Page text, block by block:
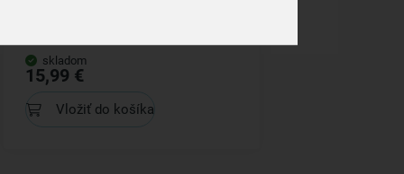
skladom
15,99 €
Vložiť do košíka